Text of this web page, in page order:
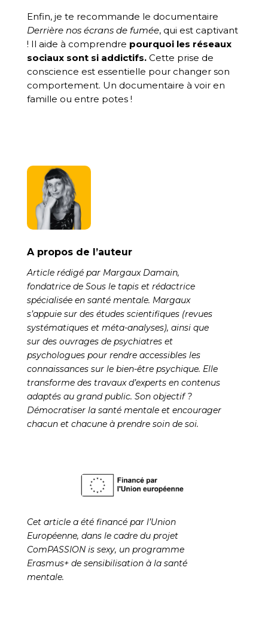
Enfin, je te recommande le documentaire
Derrière nos écrans de fumée, qui est captivant
! Il aide à comprendre pourquoi les réseaux
sociaux sont si addictifs.Cette prise de
conscience est essentielle pour changer son
comportement. Un documentaire à voir en
famille ou entre potes !
A propos de l’auteur
Article rédigé par Margaux Damain,
fondatrice de Sous le tapis et rédactrice
spécialisée en santé mentale. Margaux
s’appuie sur des études scientifiques (revues
systématiques et méta-analyses), ainsi que
sur des ouvrages de psychiatres et
psychologues pour rendre accessibles les
connaissances sur le bien-être psychique. Elle
transforme des travaux d’experts en contenus
adaptés au grand public. Son objectif ?
Démocratiser la santé mentale et encourager
chacun et chacune à prendre soin de soi.
Cet article a été financé par l’Union
Européenne, dans le cadre du projet
ComPASSION is sexy, un programme
Erasmus+ de sensibilisation à la santé
mentale.